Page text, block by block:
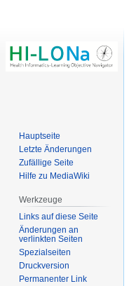
Hauptseite
Letzte Änderungen
Zufällige Seite
Hilfe zu MediaWiki
Werkzeuge
Links auf diese Seite
Änderungen an
verlinkten Seiten
Spezialseiten
Druckversion
Permanenter Link